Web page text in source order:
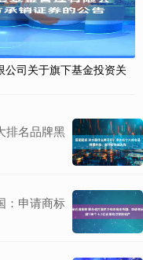
公司关于旗下基金投资关
排名品牌黑
：申请商标